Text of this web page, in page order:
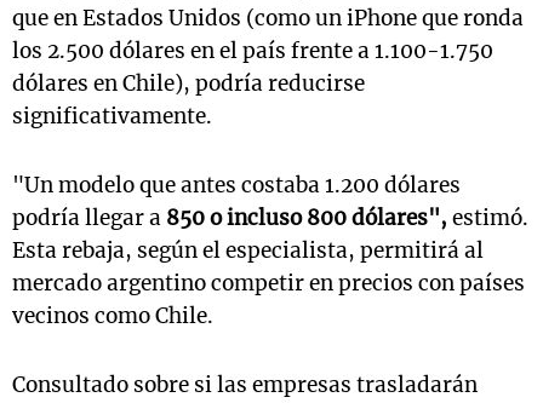
que en Estados Unidos (como un iPhone que ronda
los 2.500 dólares en el país frente a 1.100-1.750
dólares en Chile), podría reducirse
significativamente.
"Un modelo que antes costaba 1.200 dólares
podría llegar a 850 o incluso 800 dólares", estimó.
Esta rebaja, según el especialista, permitirá al
mercado argentino competir en precios con países
vecinos como Chile.
Consultado sobre si las empresas trasladarán